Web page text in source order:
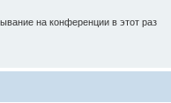
на конференции в этот раз